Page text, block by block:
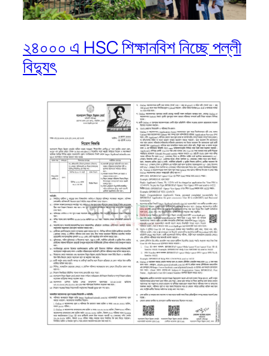
২৪০০০ এ HSC শিক্ষানবিশ নিচ্ছে পল্লী
বিদ্যুৎ